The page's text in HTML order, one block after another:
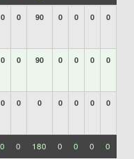
0 0 90 0 0 0 0
0 0 90 0 0 0 0
0 0 0 0 0 0 0
0 0 180 0 0 0 0